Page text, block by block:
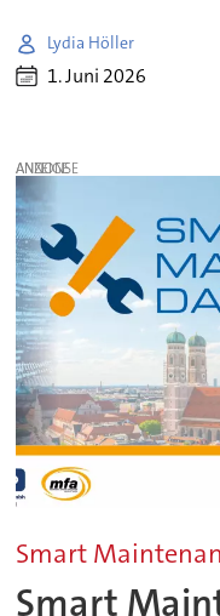
Lydia Höller
1. Juni 2026
ANZEIGE
Smart
Smart